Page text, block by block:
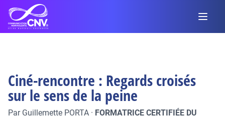
Ciné-rencontre : Regards croisés
sur le sens de la peine
Par Guillemette PORTA · FORMATRICE CERTIFIÉE DU